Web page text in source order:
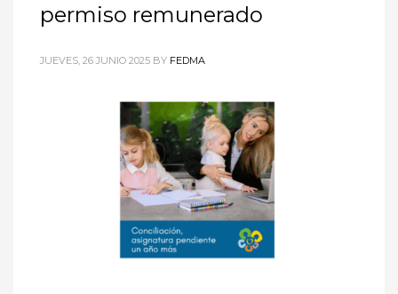
permiso remunerado
JUEVES, 26 JUNIO 2025 BY FEDMA